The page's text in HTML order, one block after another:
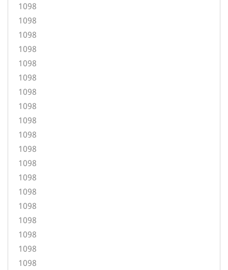
1098
1098
1098
1098
1098
1098
1098
1098
1098
1098
1098
1098
1098
1098
1098
1098
1098
1098
1098